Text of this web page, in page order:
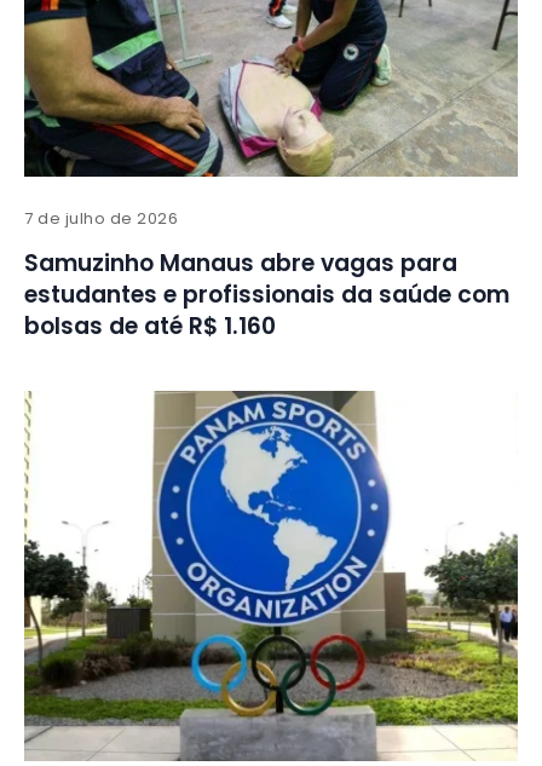
7 de julho de 2026
Samuzinho Manaus abre vagas para
estudantes e profissionais da saúde com
bolsas de até R$ 1.160